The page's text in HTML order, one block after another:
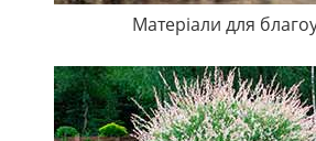
Матеріали для